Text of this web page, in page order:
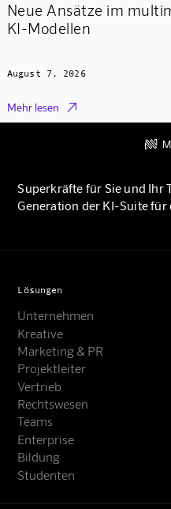
Neue Ansätze im
KI-Modellen
August 7, 2026
Mehr lesen 
Superkräfte für Sie und Ihr
Generation der KI-Suite
Lösungen
Unternehmen
Kreative
Marketing & PR
Projektleiter
Vertrieb
Rechtswesen
Teams
Enterprise
Bildung
Studenten